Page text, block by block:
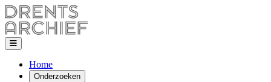
Home
Onderzoeken